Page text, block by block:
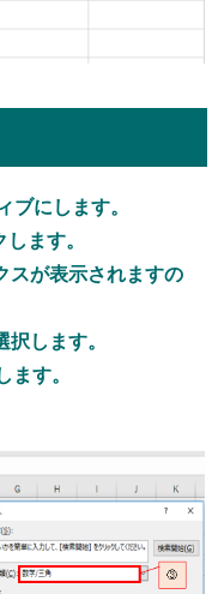
にします。
ます。
スが表示されますの
します。
す。